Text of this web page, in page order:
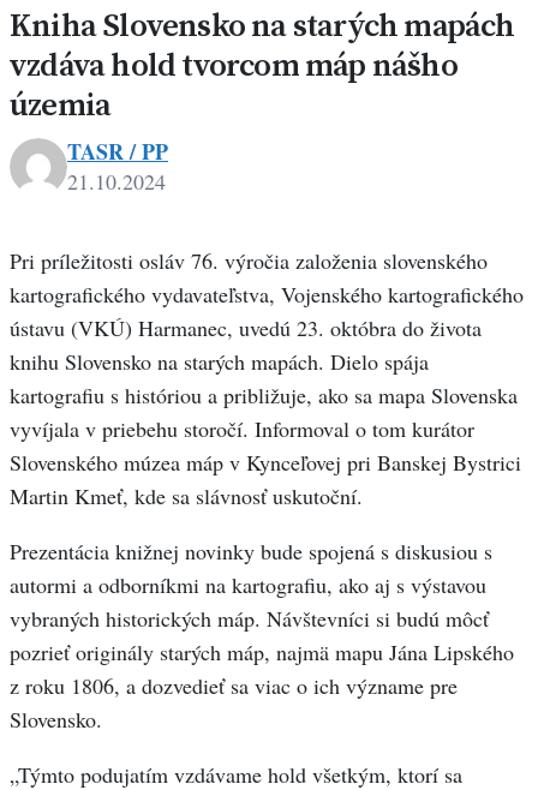
Kniha Slovensko na starých mapách
vzdáva hold tvorcom máp nášho
územia
TASR / PP
21.10.2024
Pri príležitosti osláv 76. výročia založenia slovenského
kartografického vydavateľstva, Vojenského kartografického
ústavu (VKÚ) Harmanec, uvedú 23. októbra do života
knihu Slovensko na starých mapách. Dielo spája
kartografiu s históriou a približuje, ako sa mapa Slovenska
vyvíjala v priebehu storočí. Informoval o tom kurátor
Slovenského múzea máp v Kynceľovej pri Banskej Bystrici
Martin Kmeť, kde sa slávnosť uskutoční.
Prezentácia knižnej novinky bude spojená s diskusiou s
autormi a odborníkmi na kartografiu, ako aj s výstavou
vybraných historických máp. Návštevníci si budú môcť
pozrieť originály starých máp, najmä mapu Jána Lipského
z roku 1806, a dozvedieť sa viac o ich význame pre
Slovensko.
„Týmto podujatím vzdávame hold všetkým, ktorí sa